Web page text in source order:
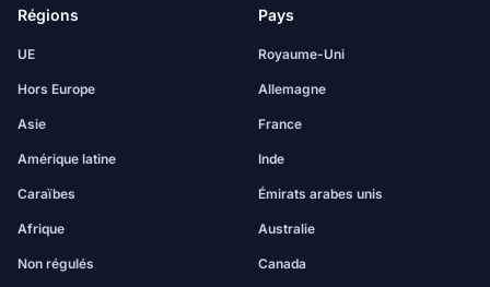
Régions
UE
Hors Europe
Asie
Amérique latine
Caraïbes
Afrique
Non régulés
Pays
Royaume-Uni
Allemagne
France
Inde
Émirats arabes unis
Australie
Canada